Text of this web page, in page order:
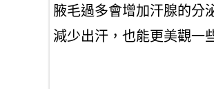
腋毛過多會增加汗腺的分
減少出汗，也能更美觀一